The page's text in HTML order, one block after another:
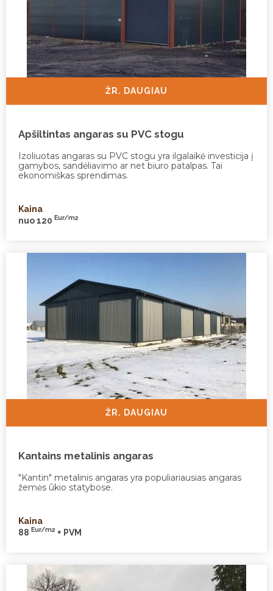
ŽR. DAUGIAU
Apšiltintas angaras su PVC stogu
Izoliuotas angaras su PVC stogu yra ilgalaikė investicija į
gamybos, sandėliavimo ar net biuro patalpas. Tai
ekonomiškas sprendimas.
Kaina
nuo 120 Eur/m2
ŽR. DAUGIAU
Kantains metalinis angaras
"Kantin" metalinis angaras yra populiariausias angaras
žemės ūkio statybose.
Kaina
88 Eur/m2 + PVM